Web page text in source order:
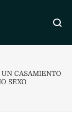
CASAMIENTO
SEXO